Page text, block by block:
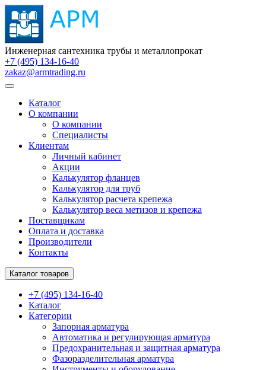
Инженерная сантехника трубы и металлопрокат
+7 (495) 134-16-40
zakaz@armtrading.ru
Каталог
О компании
О компании
Специалисты
Клиентам
Личный кабинет
Акции
Калькулятор фланцев
Калькулятор для труб
Калькулятор расчета крепежа
Калькулятор веса метизов и крепежа
Поставщикам
Оплата и доставка
Производители
Контакты
Каталог товаров
+7 (495) 134-16-40
Каталог
Категории
Запорная арматура
Автоматика и регулирующая арматура
Предохранительная и защитная арматура
Фазоразделительная арматура